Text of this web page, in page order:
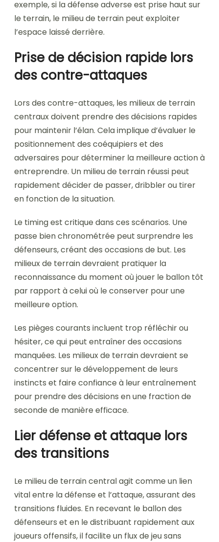
exemple, si la défense adverse est prise haut sur
le terrain, le milieu de terrain peut exploiter
l’espace laissé derrière.
Prise de décision rapide lors
des contre-attaques
Lors des contre-attaques, les milieux de terrain
centraux doivent prendre des décisions rapides
pour maintenir l’élan. Cela implique d’évaluer le
positionnement des coéquipiers et des
adversaires pour déterminer la meilleure action à
entreprendre. Un milieu de terrain réussi peut
rapidement décider de passer, dribbler ou tirer
en fonction de la situation.
Le timing est critique dans ces scénarios. Une
passe bien chronométrée peut surprendre les
défenseurs, créant des occasions de but. Les
milieux de terrain devraient pratiquer la
reconnaissance du moment où jouer le ballon tôt
par rapport à celui où le conserver pour une
meilleure option.
Les pièges courants incluent trop réfléchir ou
hésiter, ce qui peut entraîner des occasions
manquées. Les milieux de terrain devraient se
concentrer sur le développement de leurs
instincts et faire confiance à leur entraînement
pour prendre des décisions en une fraction de
seconde de manière efficace.
Lier défense et attaque lors
des transitions
Le milieu de terrain central agit comme un lien
vital entre la défense et l’attaque, assurant des
transitions fluides. En recevant le ballon des
défenseurs et en le distribuant rapidement aux
joueurs offensifs, il facilite un flux de jeu sans